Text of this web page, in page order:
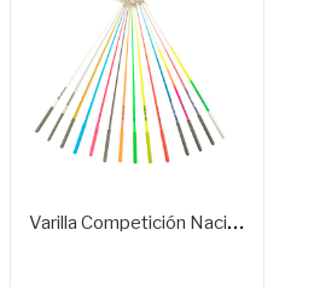
V
Arilla Competición Nacional Con Rodamiento De Máxima Calidad P4